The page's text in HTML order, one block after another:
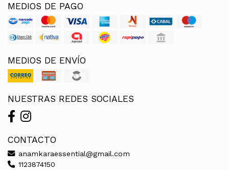
MEDIOS DE PAGO
MEDIOS DE ENVÍO
NUESTRAS REDES SOCIALES
CONTACTO
anamkaraessential@gmail.com
1123874150